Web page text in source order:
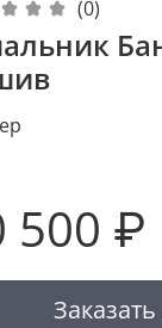
(0)
500 ₽